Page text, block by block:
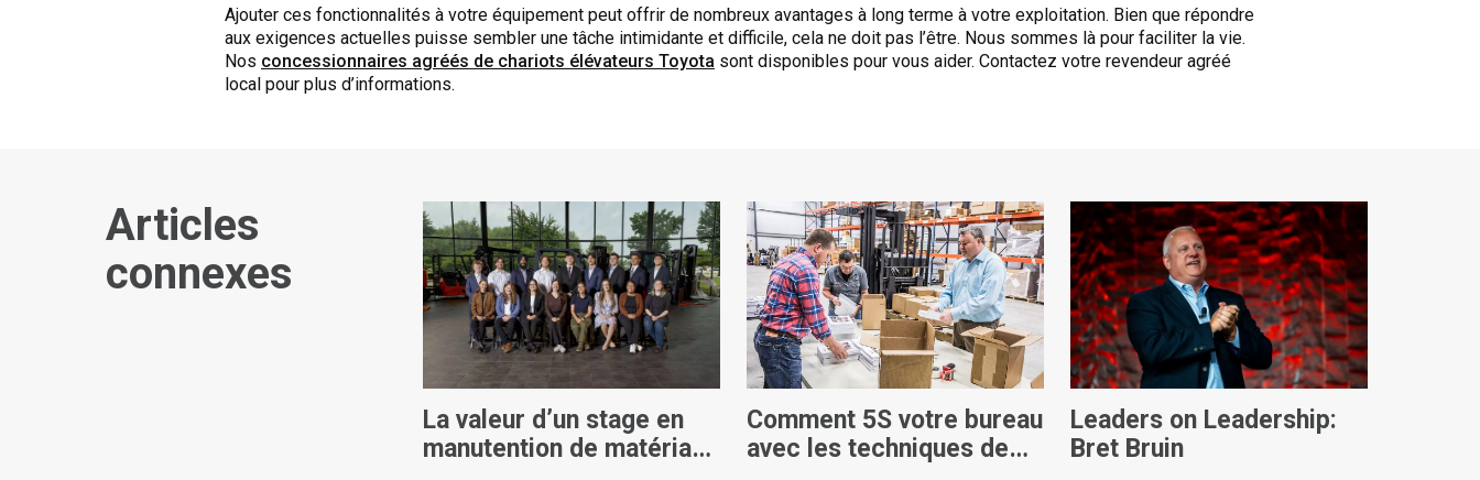
Ajouter ces fonctionnalités à votre équipement peut offrir de nombreux avantages à long terme à votre exploitation. Bien que répondre
aux exigences actuelles puisse sembler une tâche intimidante et difficile, cela ne doit pas l’être. Nous sommes là pour faciliter la vie.
Nos concessionnaires agréés de chariots élévateurs Toyota sont disponibles pour vous aider. Contactez votre revendeur agréé
local pour plus d’informations.
Articles
connexes
La valeur d’un stage en
manutention de matériaux
Comment 5S votre bureau
avec les techniques de
Leaders on Leadership:
Bret Bruin